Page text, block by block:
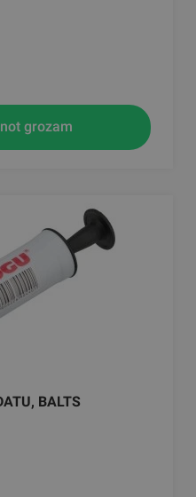
grozam
BALTS